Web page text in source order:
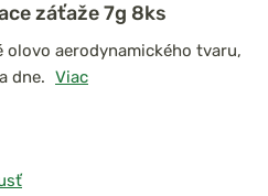
záťaže 7g 8ks
olovo aerodynamického tvaru,
dne. Viac